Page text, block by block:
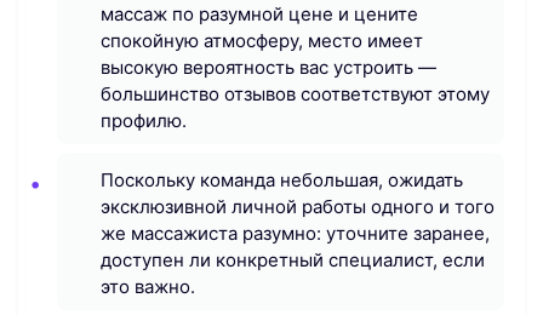
массаж по разумной цене и цените
спокойную атмосферу, место имеет
высокую вероятность вас устроить —
большинство отзывов соответствуют этому
профилю.
Поскольку команда небольшая, ожидать
эксклюзивной личной работы одного и того
же массажиста разумно: уточните заранее,
доступен ли конкретный специалист, если
это важно.